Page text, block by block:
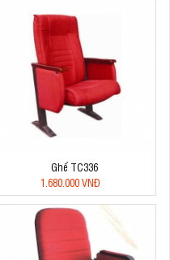
Ghế TC336
1.680.000 VNĐ